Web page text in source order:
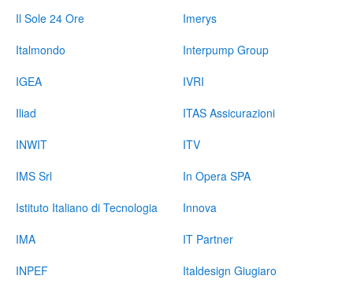
Il Sole 24 Ore
Italmondo
IGEA
Iliad
INWIT
IMS Srl
Istituto Italiano di Tecnologia
IMA
INPEF
Imerys
Interpump Group
IVRI
ITAS Assicurazioni
ITV
In Opera SPA
Innova
IT Partner
Italdesign Giugiaro